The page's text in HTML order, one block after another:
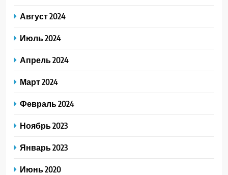
Август 2024
Июль 2024
Апрель 2024
Март 2024
Февраль 2024
Ноябрь 2023
Январь 2023
Июнь 2020